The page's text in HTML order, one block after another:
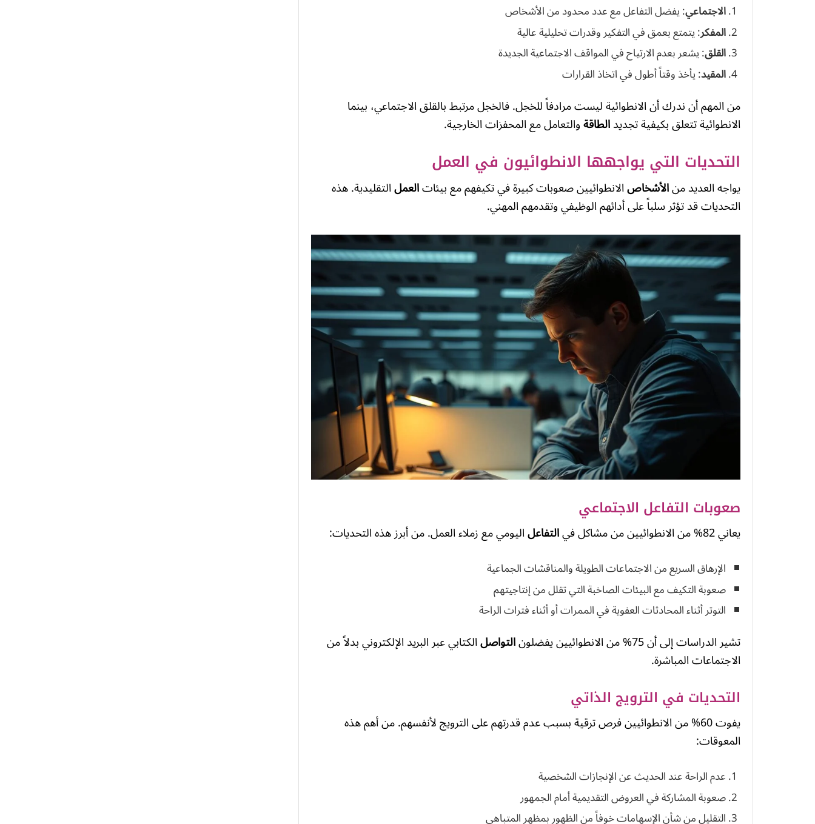
الاجتماعي: يفضل التفاعل مع عدد محدود من الأشخاص
المفكر: يتمتع بعمق في التفكير وقدرات تحليلية عالية
القلق: يشعر بعدم الارتياح في المواقف الاجتماعية الجديدة
المقيد: يأخذ وقتاً أطول في اتخاذ القرارات
من المهم أن ندرك أن الانطوائية ليست مرادفاً للخجل. فالخجل مرتبط بالقلق الاجتماعي، بينما
الانطوائية تتعلق بكيفية تجديدالطاقةوالتعامل مع المحفزات الخارجية.
التحديات التي يواجهها الانطوائيون في العمل
يواجه العديد منالأشخاصالانطوائيين صعوبات كبيرة في تكيفهم مع بيئاتالعملالتقليدية. هذه
التحديات قد تؤثر سلباً على أدائهم الوظيفي وتقدمهم المهني.
صعوبات التفاعل الاجتماعي
يعاني 82% من الانطوائيين من مشاكل في التفاعلاليومي مع زملاء العمل. من أبرز هذه التحديات:
الإرهاق السريع من الاجتماعات الطويلة والمناقشات الجماعية
صعوبة التكيف مع البيئات الصاخبة التي تقلل من إنتاجيتهم
التوتر أثناء المحادثات العفوية في الممرات أو أثناء فترات الراحة
تشير الدراسات إلى أن 75% من الانطوائيين يفضلون التواصلالكتابي عبر البريد الإلكتروني بدلاً من
الاجتماعات المباشرة.
التحديات في الترويج الذاتي
يفوت 60% من الانطوائيين فرص ترقية بسبب عدم قدرتهم على الترويج لأنفسهم. من أهم هذه
المعوقات:
عدم الراحة عند الحديث عن الإنجازات الشخصية
صعوبة المشاركة في العروض التقديمية أمام الجمهور
التقليل من شأن الإسهامات خوفاً من الظهور بمظهر المتباهي